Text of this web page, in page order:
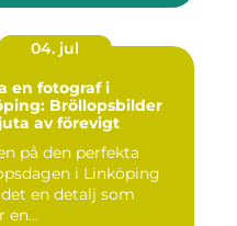
04. jul
en fotograf i
Bröllopsbilder
av förevigt
på den perfekta
i Linköping
en detalj som
en...